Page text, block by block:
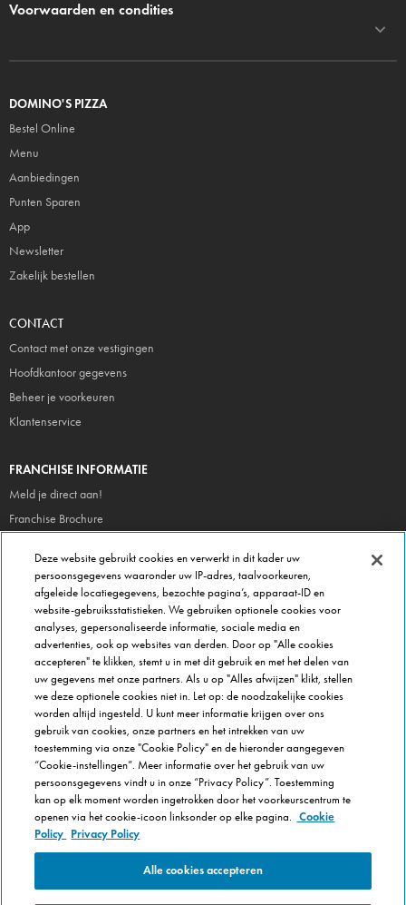
Voorwaarden en condities
DOMINO'S PIZZA
Bestel Online
Menu
Aanbiedingen
Punten Sparen
App
Newsletter
Zakelijk bestellen
CONTACT
Contact met onze vestigingen
Hoofdkantoor gegevens
Beheer je voorkeuren
Klantenservice
FRANCHISE INFORMATIE
Meld je direct aan!
Franchise Brochure
OVER DOMINOS
Newsroom
Werken bij Domino's
Care Team (voor medewerkers)
Scam waarschuwing
Privacybeleid
Voorwaarden & Condities
Cookie Policy
Cookie-instellingen
Deze website gebruikt cookies en verwerkt in dit kader uw
persoonsgegevens waaronder uw IP-adres, taalvoorkeuren,
afgeleide locatiegegevens, bezochte pagina’s, apparaat-ID en
website-gebruiksstatistieken. We gebruiken optionele cookies voor
analyses, gepersonaliseerde informatie, sociale media en
advertenties, ook op websites van derden. Door op "Alle cookies
accepteren" te klikken, stemt u in met dit gebruik en met het delen van
uw gegevens met onze partners. Als u op "Alles afwijzen" klikt, stellen
we deze optionele cookies niet in. Let op: de noodzakelijke cookies
worden altijd ingesteld. U kunt meer informatie krijgen over ons
gebruik van cookies, onze partners en het intrekken van uw
toestemming via onze "Cookie Policy" en de hieronder aangegeven
“Cookie-instellingen”. Meer informatie over het gebruik van uw
persoonsgegevens vindt u in onze “Privacy Policy”. Toestemming
kan op elk moment worden ingetrokken door het voorkeurscentrum te
openen via het cookie-icoon linksonder op elke pagina. Cookie
Policy Privacy Policy
Alle cookies accepteren